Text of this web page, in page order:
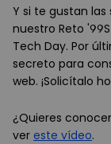
Y si te gustan
nuestro Reto
Tech Day. Por
secreto para
web. ¡Solicítalo
¿Quieres
ver este vídeo.